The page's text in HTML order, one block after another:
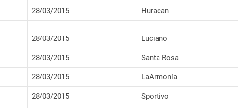
28/03/2015 Huracan
28/03/2015 Luciano
28/03/2015 Santa Rosa
28/03/2015 LaArmonía
28/03/2015 Sportivo